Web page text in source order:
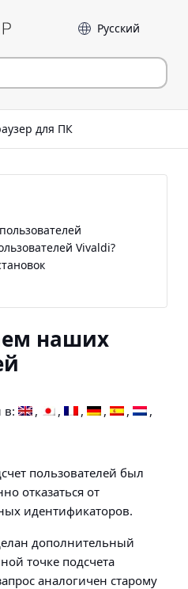
Language
для ПК
наших
в:
пользователей был
отказаться от
идентификаторов.
дополнительный
точке подсчета
аналогичен старому
Vivaldi?